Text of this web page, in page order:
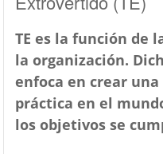
TE es la función de
la organización.
enfoca en crear
práctica en el
los objetivos se